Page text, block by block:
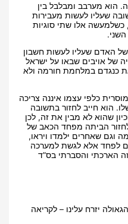
הוא מערבב ומבלבל בין
שעליו לעשות מעבירות
כשלמעשה אלו שתי סוגיות
האדם שעליו לעשות חשבון
של אויבים שבאו על ישראל
כנגדם במלחמת חורמה ולא
כלפי עצמו איננה צריכה
הוא חייב לחזור בתשובה
שהוא לא מבין את זה, לכן
הביתה מפחד הכאב של
וגם שאחרים ילמדו ויראו,
לפחד אלא לגשת למערכה
הארכתי והסברתי בס”ד
יזרח עלינו – לקריאה